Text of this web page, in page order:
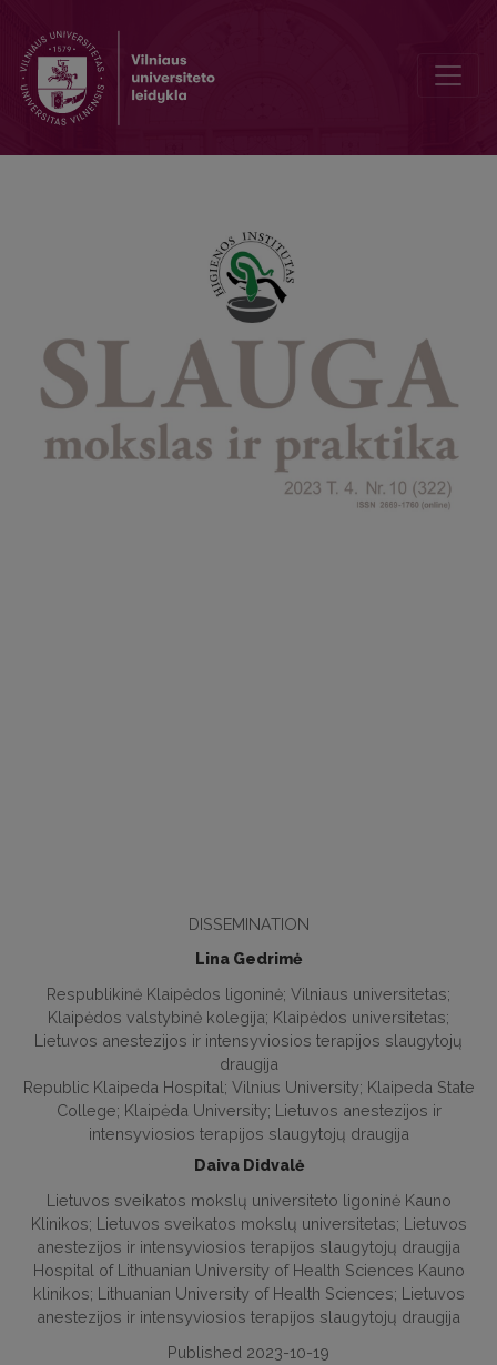
DISSEMINATION
Lina Gedrimė
Respublikinė Klaipėdos ligoninė; Vilniaus universitetas;
Klaipėdos valstybinė kolegija; Klaipėdos universitetas;
Lietuvos anestezijos ir intensyviosios terapijos slaugytojų
draugija
Republic Klaipeda Hospital; Vilnius University; Klaipeda State
College; Klaipėda University; Lietuvos anestezijos ir
intensyviosios terapijos slaugytojų draugija
Daiva Didvalė
Lietuvos sveikatos mokslų universiteto ligoninė Kauno
Klinikos; Lietuvos sveikatos mokslų universitetas; Lietuvos
anestezijos ir intensyviosios terapijos slaugytojų draugija
Hospital of Lithuanian University of Health Sciences Kauno
klinikos; Lithuanian University of Health Sciences; Lietuvos
anestezijos ir intensyviosios terapijos slaugytojų draugija
Published 2023-10-19